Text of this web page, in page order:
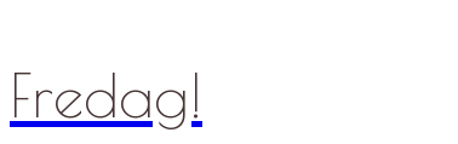
Fredag!